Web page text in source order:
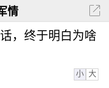
情
，终于明白为啥
小 大